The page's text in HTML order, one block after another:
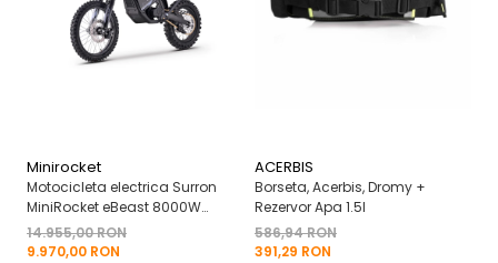
Minirocket
Motocicleta electrica Surron
MiniRocket eBeast 8000W
17"/14" 8000W 35 Ah Li-Ion
14.955,00 RON
9.970,00 RON
ACERBIS
Borseta, Acerbis, Dromy +
Rezervor Apa 1.5l
586,94 RON
391,29 RON